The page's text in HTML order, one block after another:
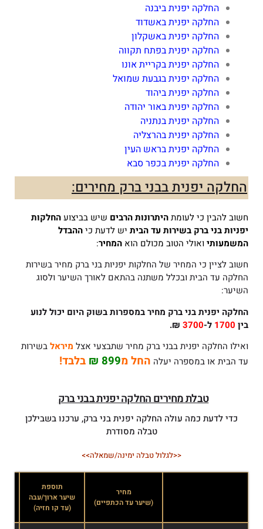
החלקה יפנית ביבנה
החלקה יפנית באשדוד
החלקה יפנית באשקלון
החלקה יפנית בפתח תקווה
החלקה יפנית בקריית אונו
החלקה יפנית בגבעת שמואל
החלקה יפנית ביהוד
החלקה יפנית באור יהודה
החלקה יפנית בנתניה
החלקה יפנית בהרצליה
החלקה יפנית בראש העין
החלקה יפנית בכפר סבא
החלקה יפנית בבני ברק מחירים:
חשוב להבין כי לעומתהיתרונות הרבים שיש בביצועהחלקות
יפניות בני ברק בשירות עד הבית יש לדעת כיההבדל
המשמעותיואולי הטוב מכולם הוא המחיר:
חשוב לציין כי המחיר של החלקות יפניות בני ברק מחיר בשירות
החלקה עד הבית ובכלל משתנה בהתאם לאורך השיער ולסוג
השיער:
החלקה יפנית בני ברק מחיר במספרות בשוק היום יכול לנוע
בין 1700 ל-3700
₪.
ואילו החלקה יפנית בבני ברק מחיר שתבצעי אצל מיראלבשירות
עד הבית או במספרה יעלה החל מ899 ₪ בלבד!
טבלת מחירים החלקה יפנית בבני ברק
כדי לדעת כמה עולה החלקה יפנית בני ברק, ערכנו בשבילכן
טבלה מסודרת
<<לגלול טבלה ימינה/שמאלה>>
מחיר
(שיער עד הכתפיים)
תוספת
שיער ארוך/עבה
(עד קו חזיה)